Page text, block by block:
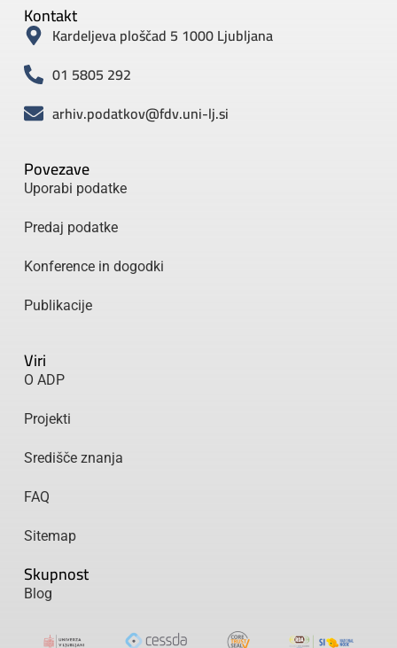
Povezave
Uporabi podatke
Predaj podatke
Konference in dogodki
Publikacije
Viri
O ADP
Projekti
Središče znanja
FAQ
Sitemap
Skupnost
Blog
Kontakt
Kardeljeva ploščad 5 1000 Ljubljana
01 5805 292
arhiv.podatkov@fdv.uni-lj.si